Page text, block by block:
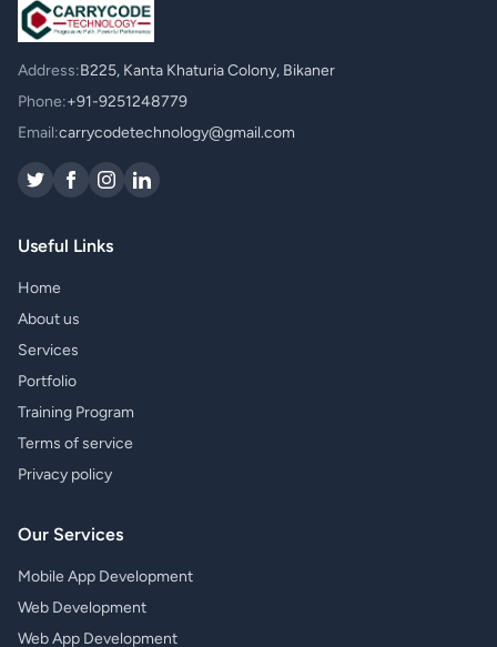
Address:B225, Kanta Khaturia Colony, Bikaner
Phone:+91-9251248779
Email:carrycodetechnology@gmail.com
Useful Links
Home
About us
Services
Portfolio
Training Program
Terms of service
Privacy policy
Our Services
Mobile App Development
Web Development
Web App Development